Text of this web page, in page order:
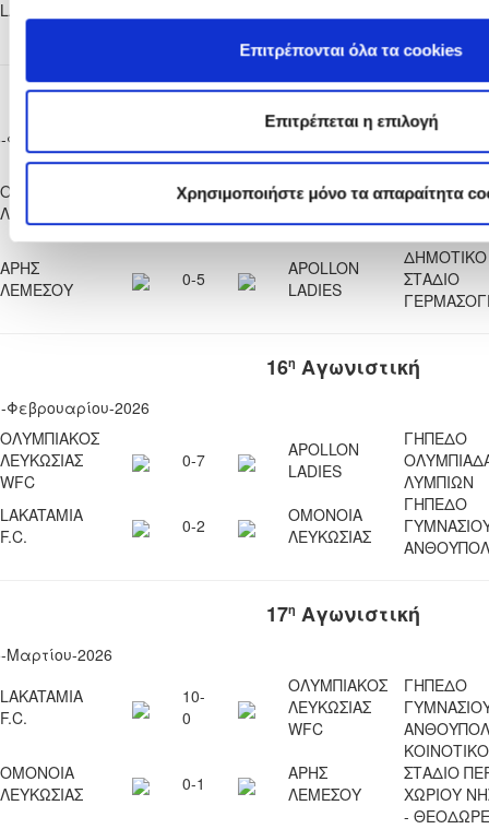
Επιτρέπονται όλα τα cookies
Επιτρέπεται η επιλογή
Χρησιμοποιήστε μόνο τα απαραίτητα
LADIES
15ηΑγωνιστική
Φεβρουαρίου-2026
ΟΜΟΝΟΙΑ
ΛΕΥΚΩΣΙΑΣ
8-1
ΟΛΥΜΠΙΑΚΟΣ
ΛΕΥΚΩΣΙΑΣ
WFC
ΚΟΙΝΟΤΙΚΟ
ΣΤΑΔΙΟ
ΑΡΗΣ
ΛΕΜΕΣΟΥ
0-5
APOLLON
LADIES
ΔΗΜΟΤΙΚΟ
ΣΤΑΔΙΟ
16η Αγωνιστική
Φεβρουαρίου-2026
ΟΛΥΜΠΙΑΚΟΣ
ΛΕΥΚΩΣΙΑΣ
WFC
0-7
APOLLON
LADIES
ΓΗΠΕΔΟ
ΛΥΜΠΙΩΝ
LAKATAMIA
F.C.
0-2
ΟΜΟΝΟΙΑ
ΛΕΥΚΩΣΙΑΣ
ΓΗΠΕΔΟ
17η Αγωνιστική
Μαρτίου-2026
LAKATAMIA
F.C.
10-
0
ΟΛΥΜΠΙΑΚΟΣ
ΛΕΥΚΩΣΙΑΣ
WFC
ΓΗΠΕΔΟ
ΟΜΟΝΟΙΑ
ΛΕΥΚΩΣΙΑΣ
0-1
ΑΡΗΣ
ΛΕΜΕΣΟΥ
ΚΟΙΝΟΤΙΚΟ
ΣΤΑΔΙΟ
ΧΩΡΙΟΥ
-